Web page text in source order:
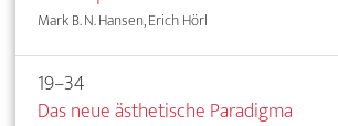
Mark B. N. Hansen, Erich Hörl
19–34
Das neue ästhetische Paradigma